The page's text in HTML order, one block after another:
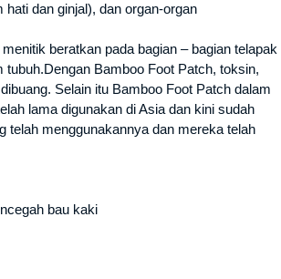
dan ginjal), dan organ-organ
beratkan pada bagian – bagian telapak
Bamboo Foot Patch, toksin,
Selain itu Bamboo Foot Patch dalam
lama digunakan di Asia dan kini sudah
telah menggunakannya dan mereka telah
bau kaki